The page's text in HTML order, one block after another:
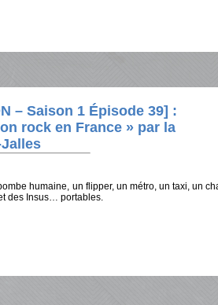
– Saison 1 Épisode 39] :
rock en France » par la
humaine, un flipper, un métro, un taxi, un
des Insus… portables.